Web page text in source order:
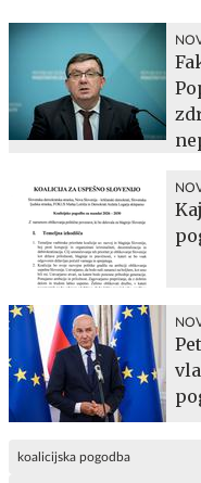
koalicijska pogodba